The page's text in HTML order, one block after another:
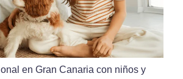
en Gran Canaria con niños y